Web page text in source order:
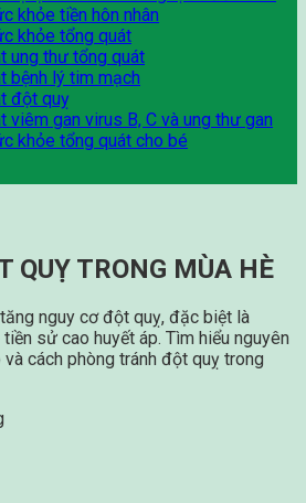
khỏe tiền hôn nhân
khỏe tổng quát
ung thư tổng quát
bệnh lý tim mạch
đột quỵ
viêm gan virus B, C và ung thư gan
khỏe tổng quát cho bé
QUỴ TRONG MÙA HÈ
nguy cơ đột quỵ, đặc biệt là
sử cao huyết áp. Tìm hiểu nguyên
và cách phòng tránh đột quỵ trong